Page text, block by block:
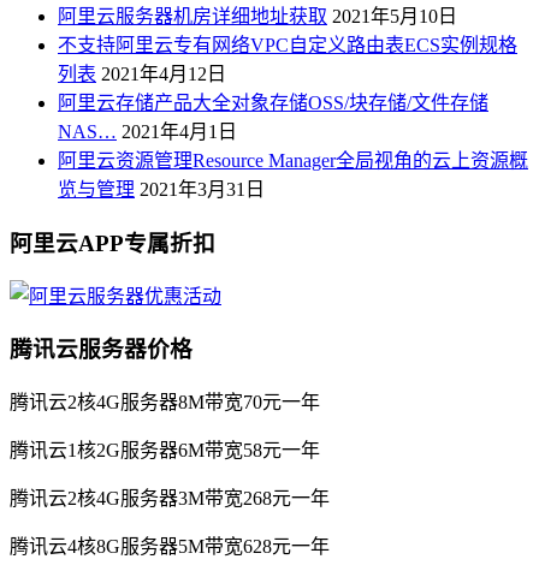
阿里云服务器机房详细地址获取 2021年5月10日
不支持阿里云专有网络VPC自定义路由表ECS实例规格
列表 2021年4月12日
阿里云存储产品大全对象存储OSS/块存储/文件存储
NAS… 2021年4月1日
阿里云资源管理Resource Manager全局视角的云上资源概
览与管理 2021年3月31日
阿里云APP专属折扣
腾讯云服务器价格
腾讯云2核4G服务器8M带宽70元一年
腾讯云1核2G服务器6M带宽58元一年
腾讯云2核4G服务器3M带宽268元一年
腾讯云4核8G服务器5M带宽628元一年